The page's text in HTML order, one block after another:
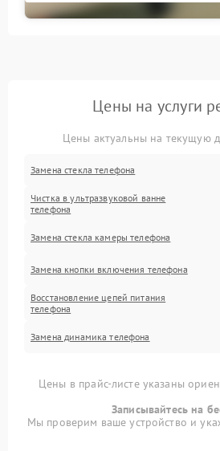
Цены на услуги
Цены актуальны на текущую
Замена стекла телефона
Чистка в ультразвуковой ванне
телефона
Замена стекла камеры телефона
Замена кнопки включения телефона
Восстановление цепей питания
телефона
Замена динамика телефона
Цены в прайс-листе указаны
Записывайтесь на
Мы проверим ваше устройство и